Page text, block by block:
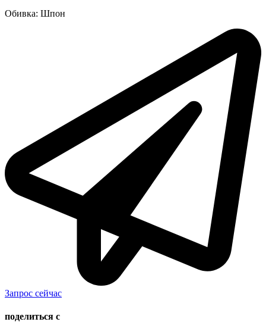
Обивка: Шпон
Запрос сейчас
поделиться с